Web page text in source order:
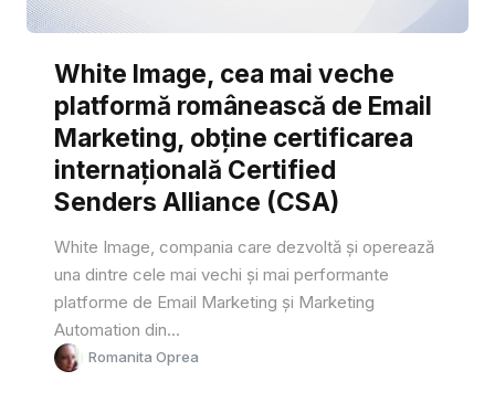
White Image, cea mai veche
platformă românească de Email
Marketing, obține certificarea
internațională Certified
Senders Alliance (CSA)
White Image, compania care dezvoltă și operează
una dintre cele mai vechi și mai performante
platforme de Email Marketing și Marketing
Automation din...
Romanita Oprea